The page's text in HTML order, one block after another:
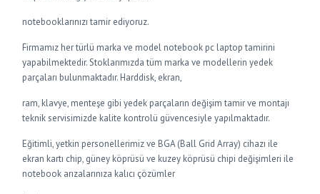
notebooklarınızı tamir ediyoruz.
Firmamız her türlü marka ve model notebook pc laptop tamirini
yapabilmektedir. Stoklarımızda tüm marka ve modellerin yedek
parçaları bulunmaktadır. Harddisk, ekran,
ram, klavye, menteşe gibi yedek parçaların değişim tamir ve montajı
teknik servisimizde kalite kontrolü güvencesiyle yapılmaktadır.
Eğitimli, yetkin personellerimiz ve BGA (Ball Grid Array) cihazı ile
ekran kartı chip, güney köprüsü ve kuzey köprüsü chipi değişimleri ile
notebook arızalarınıza kalıcı çözümler